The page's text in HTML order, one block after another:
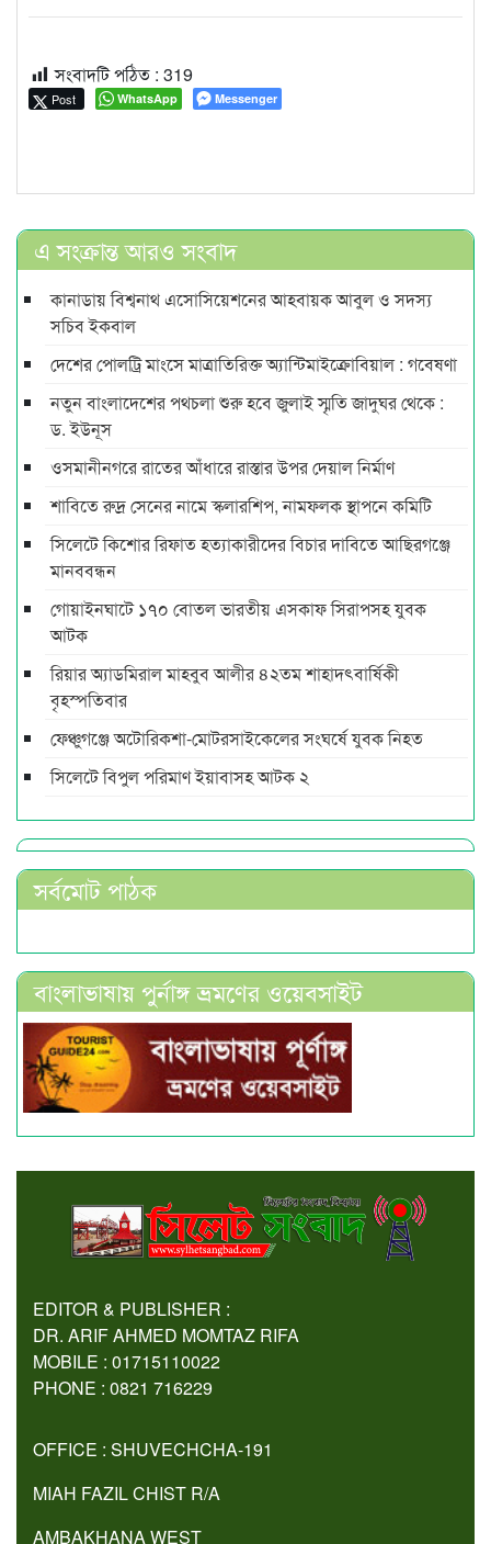
সংবাদটি পঠিত : 319
Post WhatsApp Messenger
এ সংক্রান্ত আরও সংবাদ
কানাডায় বিশ্বনাথ এসোসিয়েশনের আহবায়ক আবুল ও সদস্য
সচিব ইকবাল
দেশের পোলট্রি মাংসে মাত্রাতিরিক্ত অ্যান্টিমাইক্রোবিয়াল : গবেষণা
নতুন বাংলাদেশের পথচলা শুরু হবে জুলাই স্মৃতি জাদুঘর থেকে :
ড. ইউনূস
ওসমানীনগরে রাতের আঁধারে রাস্তার উপর দেয়াল নির্মাণ
শাবিতে রুদ্র সেনের নামে স্কলারশিপ, নামফলক স্থাপনে কমিটি
সিলেটে কিশোর রিফাত হত্যাকারীদের বিচার দাবিতে আছিরগঞ্জে
মানববন্ধন
গোয়াইনঘাটে ১৭০ বোতল ভারতীয় এসকাফ সিরাপসহ যুবক
আটক
রিয়ার অ্যাডমিরাল মাহবুব আলীর ৪২তম শাহাদৎবার্ষিকী
বৃহস্পতিবার
ফেঞ্চুগঞ্জে অটোরিকশা-মোটরসাইকেলের সংঘর্ষে যুবক নিহত
সিলেটে বিপুল পরিমাণ ইয়াবাসহ আটক ২
সর্বমোট পাঠক
বাংলাভাষায় পুর্নাঙ্গ ভ্রমণের ওয়েবসাইট
EDITOR & PUBLISHER :
DR. ARIF AHMED MOMTAZ RIFA
MOBILE : 01715110022
PHONE : 0821 716229
OFFICE : SHUVECHCHA-191
MIAH FAZIL CHIST R/A
AMBAKHANA WEST